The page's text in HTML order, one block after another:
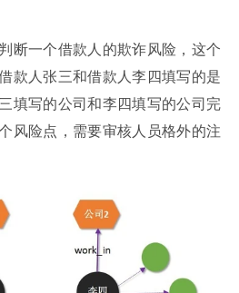
断一个借款人的欺诈风险，这个
款人张三和借款人李四填写的是
填写的公司和李四填写的公司完
风险点，需要审核人员格外的注